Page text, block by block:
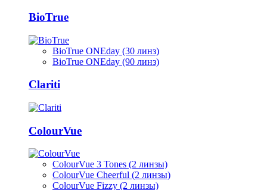
BioTrue
BioTrue ONEday (30 линз)
BioTrue ONEday (90 линз)
Clariti
ColourVue
ColourVue 3 Tones (2 линзы)
ColourVue Cheerful (2 линзы)
ColourVue Fizzy (2 линзы)